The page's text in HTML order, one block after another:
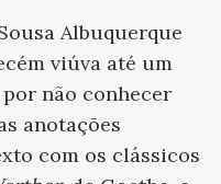
Albuquerque
viúva até um
não conhecer
anotações
com os clássicos